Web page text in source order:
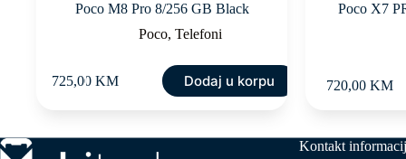
Poco M8 Pro 8/256 GB Black
Poco, Telefoni
725,00KM Dodaj u korpu
Poco X7
720,00 KM
Kontakt